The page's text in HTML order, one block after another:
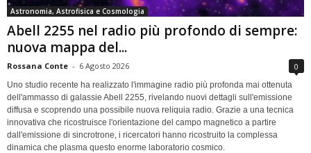
Astronomia, Astrofisica e Cosmologia
Abell 2255 nel radio più profondo di sempre:
nuova mappa del...
Rossana Conte - 6 Agosto 2026 0
Uno studio recente ha realizzato l'immagine radio più profonda mai ottenuta
dell'ammasso di galassie Abell 2255, rivelando nuovi dettagli sull'emissione
diffusa e scoprendo una possibile nuova reliquia radio. Grazie a una tecnica
innovativa che ricostruisce l'orientazione del campo magnetico a partire
dall'emissione di sincrotrone, i ricercatori hanno ricostruito la complessa
dinamica che plasma questo enorme laboratorio cosmico.